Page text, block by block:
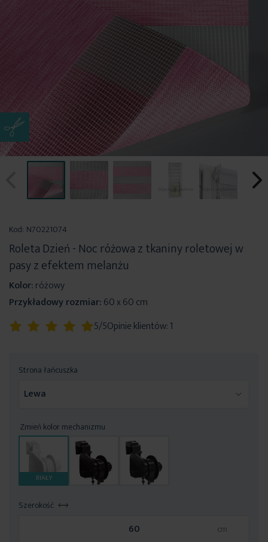
początek
galerii
Kod: N70221074
Roleta Dzień - Noc różowa z tkaniny roletowej w
pasy z efektem melanżu
Kolor:różowy
Przykładowy rozmiar:60 x 60 cm
Ocena:
5/5Opinie klientów:1
Strona łańcuszka
Zmień kolor mechanizmu
BIAŁY
Szerokość